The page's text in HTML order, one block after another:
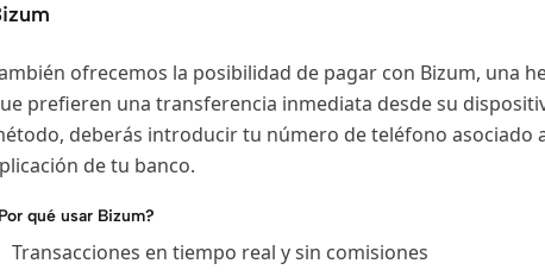
ofrecemos la posibilidad de pagar con Bizum, una
prefieren una transferencia inmediata desde su
deberás introducir tu número de teléfono asociado
de tu banco.
qué usar Bizum?
Transacciones en tiempo real y sin comisiones